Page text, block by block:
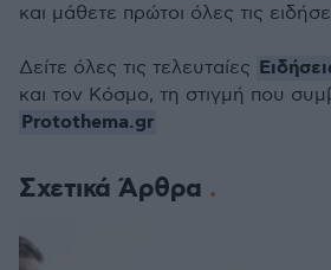
Σχετικά Άρθρα
και μάθετε πρώτοι όλες τις
Δείτε όλες τις τελευταίες
και τον Κόσμο, τη στιγμή που
Protothema.gr